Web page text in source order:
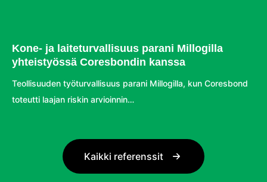
Kone- ja laiteturvallisuus parani Millogilla
yhteistyössä Coresbondin kanssa
Teollisuuden työturvallisuus parani Millogilla, kun Coresbond
toteutti laajan riskin arvioinnin…
Kaikki referenssit